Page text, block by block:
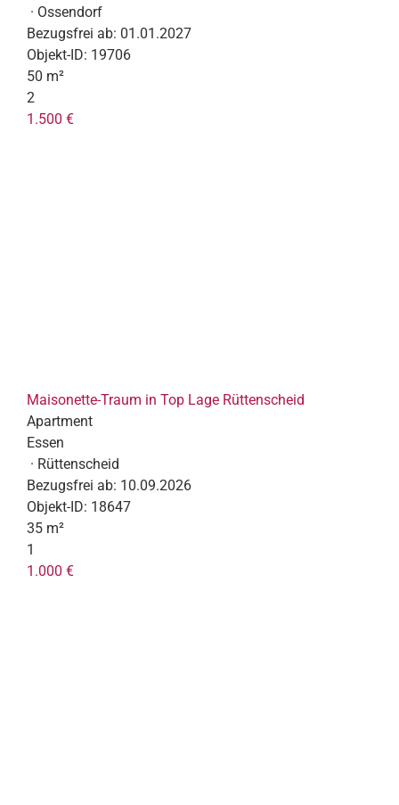
· Ossendorf
Bezugsfrei ab: 01.01.2027
Objekt-ID: 19706
50 m²
2
1.500 €
Maisonette-Traum in Top Lage Rüttenscheid
Apartment
Essen
· Rüttenscheid
Bezugsfrei ab: 10.09.2026
Objekt-ID: 18647
35 m²
1
1.000 €